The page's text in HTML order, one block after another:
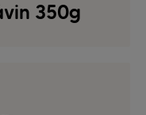
350g